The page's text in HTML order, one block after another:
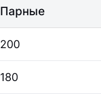
Парные
200
180